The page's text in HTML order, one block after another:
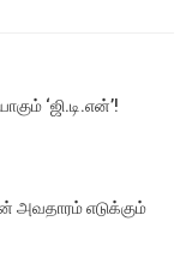
‘ஜி.டி.என்’!
அவதாரம் எடுக்கும்